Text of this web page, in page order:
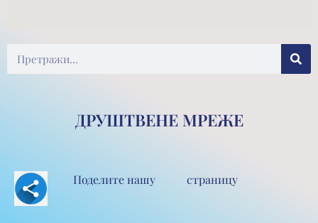
ДРУШТВЕНЕ МРЕЖЕ
Поделите нашу страницу